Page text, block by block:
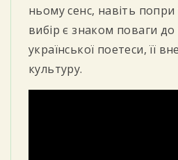
ньому сенс, навіть
вибір є знаком поваги до
української поетеси, її
культуру.